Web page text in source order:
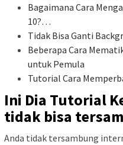
Bagaimana Cara
10?…
Tidak Bisa Ganti
Beberapa Cara
untuk Pemula
Tutorial Cara
Ini Dia Tutorial
tidak bisa
Anda tidak tersambung